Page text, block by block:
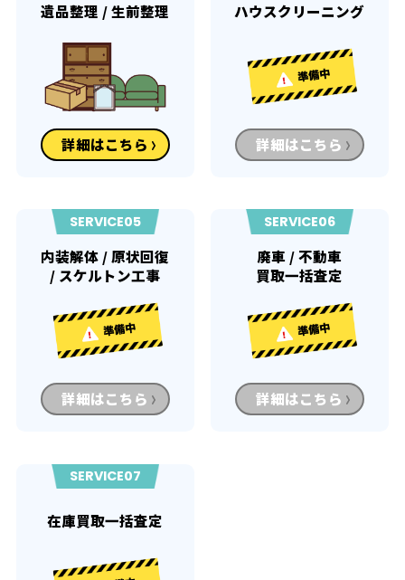
遺品整理 / 生前整理
詳細はこちら
ハウスクリーニング
詳細はこちら
SERVICE05
内装解体 / 原状回復
/ スケルトン工事
詳細はこちら
SERVICE06
廃車 / 不動車
買取一括査定
詳細はこちら
SERVICE07
在庫買取一括査定